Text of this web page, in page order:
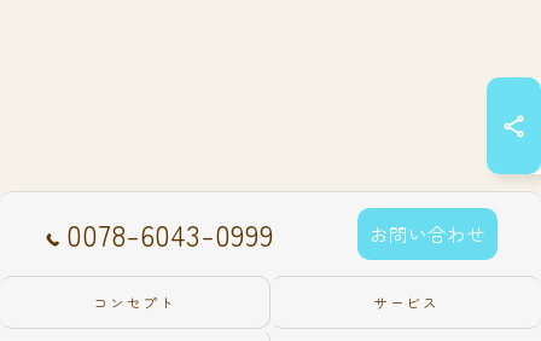
0078-6043-0999 お問い合わせ
コンセプト サービス